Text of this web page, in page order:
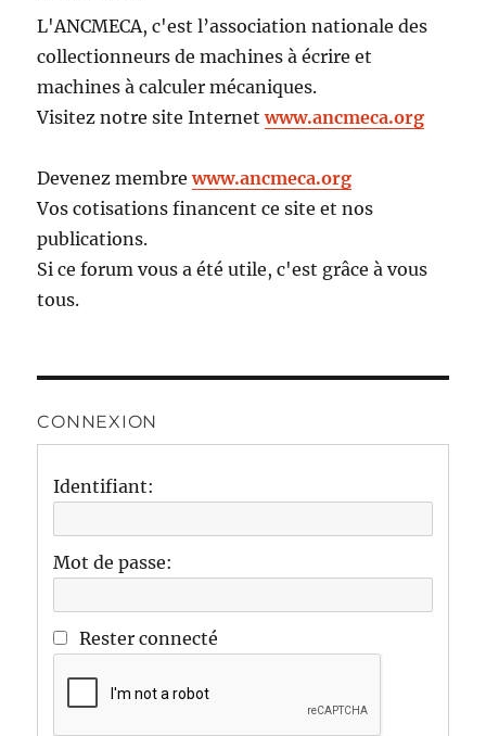
L'ANCMECA, c'est l’association nationale des
collectionneurs de machines à écrire et
machines à calculer mécaniques.
Visitez notre site Internetwww.ancmeca.org
Devenez membrewww.ancmeca.org
Vos cotisations financent ce site et nos
publications.
Si ce forum vous a été utile, c'est grâce à vous
tous.
CONNEXION
Identifiant:
Mot de passe:
Rester connecté